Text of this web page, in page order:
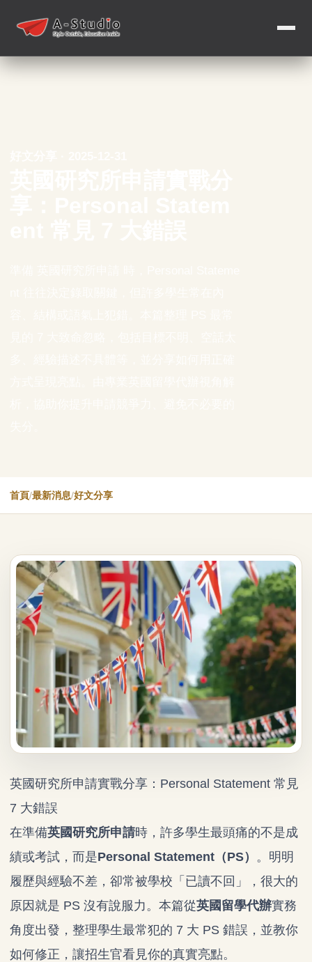
首頁/最新消息/好文分享
英國研究所申請實戰分享：Personal Statement 常見
7 大錯誤
在準備英國研究所申請時，許多學生最頭痛的不是成
績或考試，而是Personal Statement（PS） 。明明
履歷與經驗不差，卻常被學校「已讀不回」，很大的
原因就是 PS 沒有說服力。本篇從英國留學代辦實務
角度出發，整理學生最常犯的 7 大 PS 錯誤，並教你
如何修正，讓招生官看見你的真實亮點。